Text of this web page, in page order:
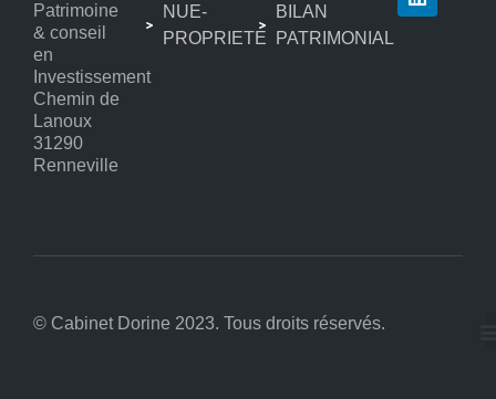
Patrimoine
& conseil
en
Investissement
Chemin de
Lanoux
31290
Renneville
NUE-
PROPRIETE
BILAN
PATRIMONIAL
© Cabinet Dorine 2023. Tous droits réservés.